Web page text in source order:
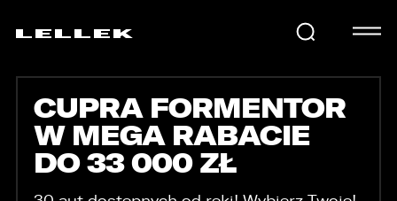
SAMOCHODY
KARIERA
CUPRA FORMENTOR
W MEGA RABACIE
DO 33 000 ZŁ